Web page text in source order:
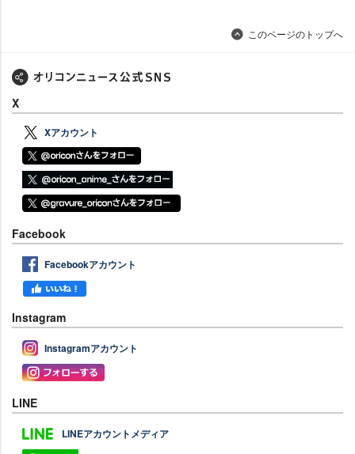
このページのトップへ
X
Xアカウント
Facebook
Facebookアカウント
Instagram
Instagramアカウント
LINE
LINEアカウントメディア